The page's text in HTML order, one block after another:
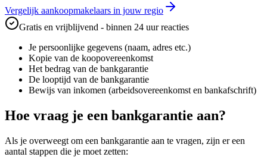
Vergelijk aankoopmakelaars in jouw regio
Gratis en vrijblijvend - binnen 24 uur reacties
Je persoonlijke gegevens (naam, adres etc.)
Kopie van de koopovereenkomst
Het bedrag van de bankgarantie
De looptijd van de bankgarantie
Bewijs van inkomen (arbeidsovereenkomst en bankafschrift)
Hoe vraag je een bankgarantie aan?
Als je overweegt om een bankgarantie aan te vragen, zijn er een
aantal stappen die je moet zetten: